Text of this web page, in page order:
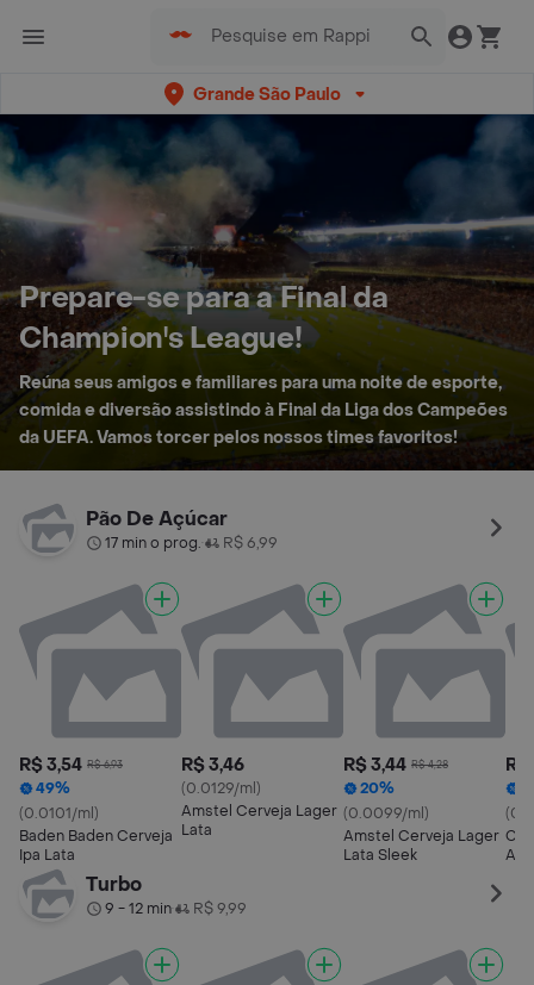
Grande São Paulo
Prepare-se para a Final da
Champion's League!
Reúna seus amigos e familiares para uma noite de esporte,
comida e diversão assistindo à Final da Liga dos Campeões
da UEFA. Vamos torcer pelos nossos times favoritos!
Pão De Açúcar
17 min o prog.• R$ 6,99
R$ 3,54 R$ 6,93
49%
(0.0101/ml)
Baden Baden Cerveja
Ipa Lata
R$ 3,46
(0.0129/ml)
Amstel Cerveja Lager
Lata
R$ 3,44 R$ 4,28
20%
(0.0099/ml)
Amstel Cerveja Lager
Lata Sleek
R$
Turbo
9 - 12 min• R$ 9,99